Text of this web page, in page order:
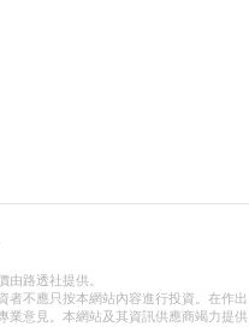
路透社提供。
者不應只按本網站內容進行投資。在作出
業意見。本網站及其資訊供應商竭力提供